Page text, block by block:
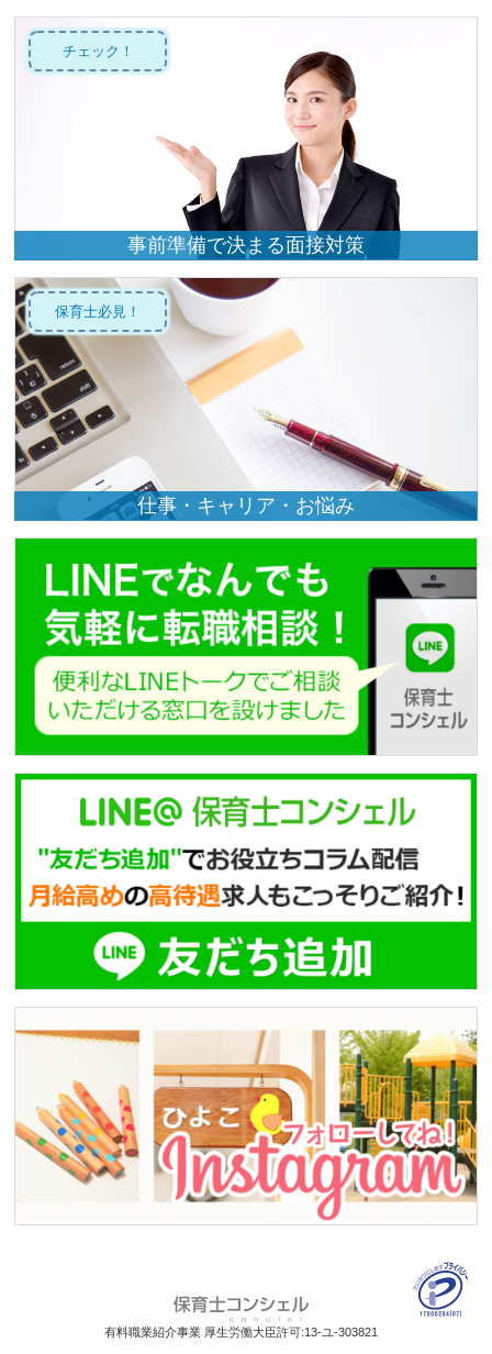
チェック！
事前準備で決まる面接対策
保育士必見！
仕事・キャリア・お悩み
有料職業紹介事業 厚生労働大臣許可:13-ユ-303821